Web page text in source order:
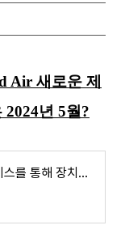
Air 새로운 제
년 5월?
iPad Pro 규제 데이터베이스를 통해 장치의 모델 번호가 나타났다?